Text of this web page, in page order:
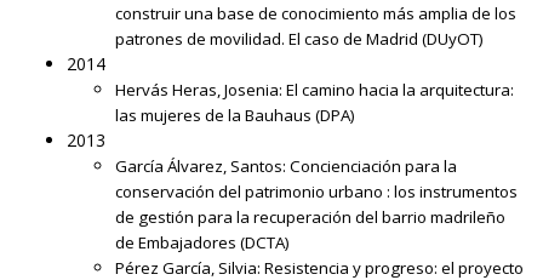
construir una base de conocimiento más amplia de los
patrones de movilidad. El caso de Madrid (DUyOT)
2014
Hervás Heras, Josenia: El camino hacia la arquitectura:
las mujeres de la Bauhaus (DPA)
2013
García Álvarez, Santos: Concienciación para la
conservación del patrimonio urbano : los instrumentos
de gestión para la recuperación del barrio madrileño
de Embajadores (DCTA)
Pérez García, Silvia: Resistencia y progreso: el proyecto